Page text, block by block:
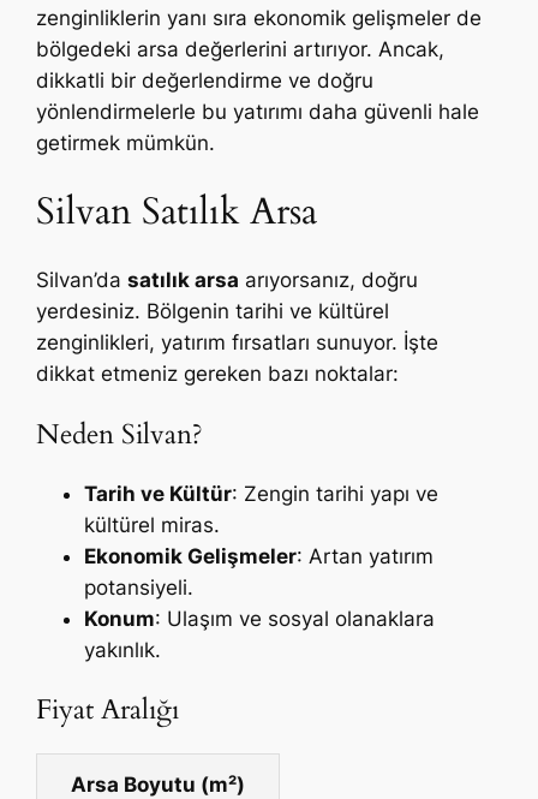
zenginliklerin yanı sıra ekonomik gelişmeler de
bölgedeki arsa değerlerini artırıyor. Ancak,
dikkatli bir değerlendirme ve doğru
yönlendirmelerle bu yatırımı daha güvenli hale
getirmek mümkün.
Silvan Satılık Arsa
Silvan’dasatılık arsa arıyorsanız, doğru
yerdesiniz. Bölgenin tarihi ve kültürel
zenginlikleri, yatırım fırsatları sunuyor. İşte
dikkat etmeniz gereken bazı noktalar:
Neden Silvan?
Tarih ve Kültür: Zengin tarihi yapı ve
kültürel miras.
Ekonomik Gelişmeler: Artan yatırım
potansiyeli.
Konum: Ulaşım ve sosyal olanaklara
yakınlık.
Fiyat Aralığı
Arsa Boyutu (m²)